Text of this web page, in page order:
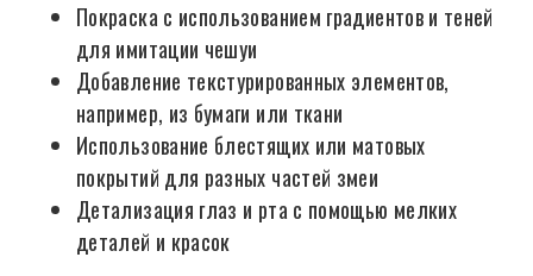
Покраска с использованием градиентов и теней
для имитации чешуи
Добавление текстурированных элементов,
например, из бумаги или ткани
Использование блестящих или матовых
покрытий для разных частей змеи
Детализация глаз и рта с помощью мелких
деталей и красок